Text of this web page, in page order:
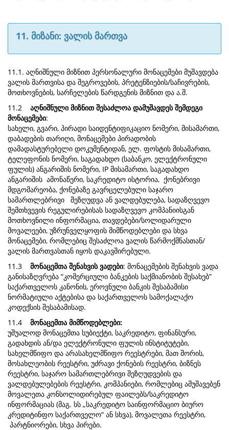
11. მიზანი: ვალის მართვა
11.1. აღნიშნული მიზნით პერსონალური მონაცემები მუშავდება
ვალის მართვისა და შეგროვების, პრეტენზიების/საჩივრების,
მოთხოვნების, სარჩელების წარდგენის მიზნით და ა.შ.
11.2 აღნიშნული მიზნით შესაძლოა დამუშავდეს შემდეგი
მონაცემები:
სახელი, გვარი, პირადი საიდენტიფიკაციო ნომერი, მისამართი,
დაბადების თარიღი, მონაცემები პირადობის
დამადასტურებელი დოკუმენტიდან, ელ. ფოსტის მისამართი,
ტელეფონის ნომერი, საგადახდო (საბანკო, ელექტრონული
ფულის) ანგარიშის ნომერი, IP მისამართი, საგადახდო
ანგარიშის ამონაწერი, საკრედიტო ისტორია, ქონებრივი
მდგომარეობა, ქონებაზე გავრცელებული საჯარო
სამართლებრივი შეზღუდვა ან ვალდებულება, სადაზღვევო
შემთხვევის რეგულირებისას სადაზღვევო კომპანიისგან
მოთხოვნილი ინფორმაცია, თავდებები/სოლიდარული
მოვალეები, უზრუნველყოფის მიმწოდებლები და სხვა
მონაცემები, რომლებიც შესაძლოა ვალის წარმოქმნასთან/
ვალის მართვასთან იყოს დაკავშირებული.
11.3 მონაცემთა შენახვის ვადები: მონაცემების შენახვის ვადა
განისაზღვრება “კომერციული ბანკების საქმიანობის შესახებ”
საქართველოს კანონის, ეროვნული ბანკის შესაბამისი
ნორმატიული აქტებისა და საქართველოს სამოქალაქო
კოდექსის შესაბამისად.
11.4 მონაცემთა მიმწოდებლები:
უშუალოდ მონაცემთა სუბიექტი, საკრედიტო, ფინანსური,
გადახდის ან/და ელექტრონული ფულის ინსტიტუტები,
სახელმწიფო და არასახელმწიფო რეესტრები, მათ შორის,
მოსახლეობის რეესტრი, უძრავი ქონების რეესტრი, ბიზნეს
რეესტრი, საჯარო სამართლებრივი შეზღუდვების და
ვალდებულებების რეესტრი, კომპანიები, რომლებიც ამუშავებენ
მოვალეთა კონსოლიდირებულ ფაილებს/საკრედიტო
ინფორმაციას (მაგ. სს „საკრედიტო საინფორმაციო ბიურო
კრედიტინფო საქართველო“ ან სხვა), მოვალეთა რეესტრი,
პარტნიორები, სხვა პირები.